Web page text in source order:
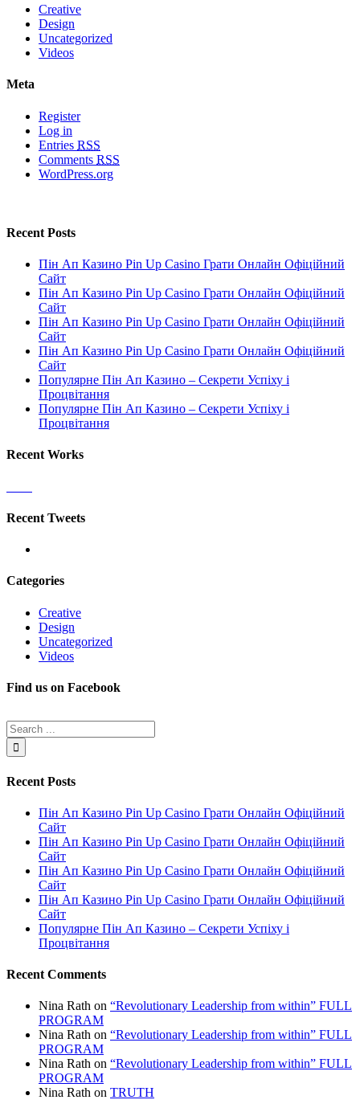
Creative
Design
Uncategorized
Videos
Meta
Register
Log in
Entries RSS
Comments RSS
WordPress.org
Recent Posts
Пін Ап Казино Pin Up Casino Грати Онлайн Офіційний
Сайт
Пін Ап Казино Pin Up Casino Грати Онлайн Офіційний
Сайт
Пін Ап Казино Pin Up Casino Грати Онлайн Офіційний
Сайт
Пін Ап Казино Pin Up Casino Грати Онлайн Офіційний
Сайт
Популярне Пін Ап Казино – Секрети Успіху і
Процвітання
Популярне Пін Ап Казино – Секрети Успіху і
Процвітання
Recent Works
Recent Tweets
Categories
Creative
Design
Uncategorized
Videos
Find us on Facebook
Recent Posts
Пін Ап Казино Pin Up Casino Грати Онлайн Офіційний
Сайт
Пін Ап Казино Pin Up Casino Грати Онлайн Офіційний
Сайт
Пін Ап Казино Pin Up Casino Грати Онлайн Офіційний
Сайт
Пін Ап Казино Pin Up Casino Грати Онлайн Офіційний
Сайт
Популярне Пін Ап Казино – Секрети Успіху і
Процвітання
Recent Comments
Nina Rath on “Revolutionary Leadership from within” FULL
PROGRAM
Nina Rath on “Revolutionary Leadership from within” FULL
PROGRAM
Nina Rath on “Revolutionary Leadership from within” FULL
PROGRAM
Nina Rath on TRUTH